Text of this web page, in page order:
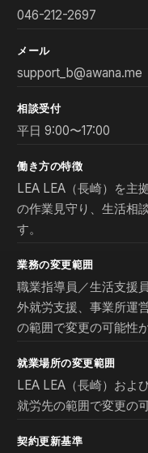
046-212-2697
メール
support_b@awana.me
相談受付
平日 9:00〜17:00
働き方の特徴
LEA LEA（長崎）を主
の作業見守り、生活相
す。
業務の変更範囲
職業指導員／生活支援
外就労支援、事業所運
の範囲で変更の可能性
就業場所の変更範囲
LEA LEA（長崎）およ
就労先の範囲で変更の
契約更新基準